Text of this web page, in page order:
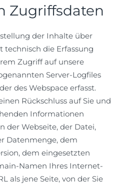
Zugriffsdaten
der Inhalte über
technisch die Erfassung
Zugriff auf unsere
Server-Logfiles
des Webspace erfasst.
Rückschluss auf Sie und
Informationen
der Webseite, der Datei,
Datenmenge, dem
dem eingesetzten
Namen Ihres Internet-
als jene Seite, von der Sie